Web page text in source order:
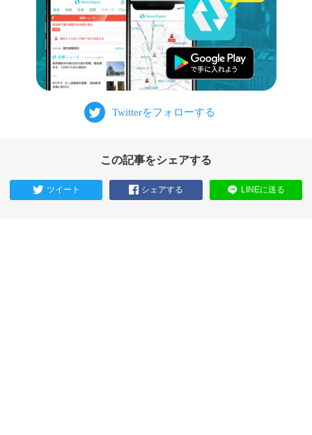
この記事をシェアする
ツイート シェアする LINEに送る